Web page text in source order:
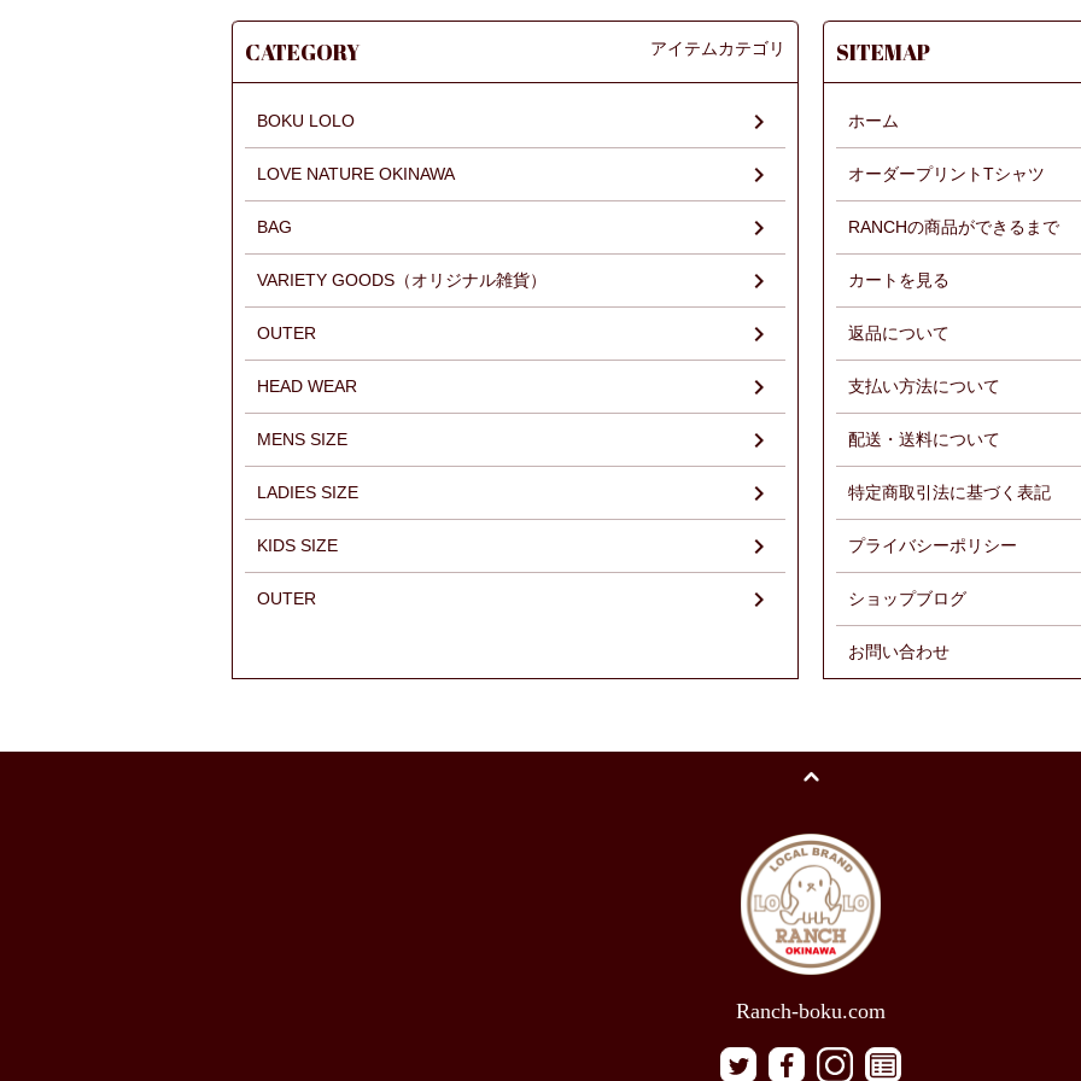
CATEGORY アイテムカテゴリ
BOKU LOLO
LOVE NATURE OKINAWA
BAG
VARIETY GOODS（オリジナル雑貨）
OUTER
HEAD WEAR
MENS SIZE
LADIES SIZE
KIDS SIZE
OUTER
SITEMAP
ホーム
オーダープリントTシャツ
RANCHの商品ができるまで
カートを見る
返品について
支払い方法について
配送・送料について
特定商取引法に基づく表記
プライバシーポリシー
ショップブログ
お問い合わせ
Ranch-boku.com